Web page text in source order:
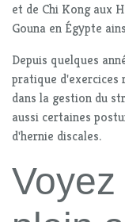
et de Chi Kong aux
Gouna en Égypte
Depuis quelques
pratique d'exercices
dans la gestion du
aussi certaines
d'hernie discales.